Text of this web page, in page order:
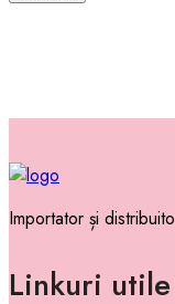
Importator și
Linkuri utile